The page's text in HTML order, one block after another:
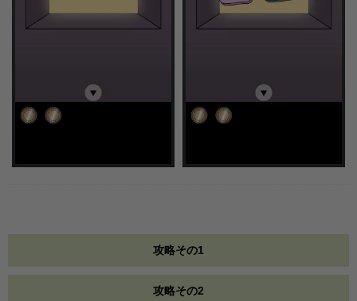
攻略その1
攻略その2